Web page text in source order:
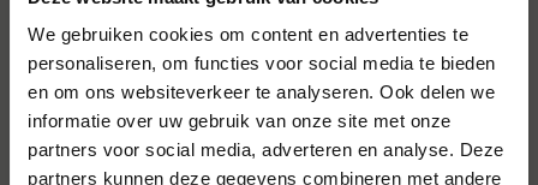
We gebruiken cookies om content en advertenties te
personaliseren, om functies voor social media te bieden
en om ons websiteverkeer te analyseren. Ook delen we
informatie over uw gebruik van onze site met onze
partners voor social media, adverteren en analyse. Deze
partners kunnen deze gegevens combineren met andere
Voor al uw evenementen en
partijen